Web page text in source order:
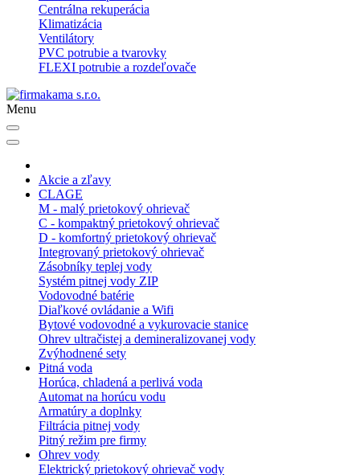
Centrálna rekuperácia
Klimatizácia
Ventilátory
PVC potrubie a tvarovky
FLEXI potrubie a rozdeľovače
Menu
Akcie a zľavy
CLAGE
M - malý prietokový ohrievač
C - kompaktný prietokový ohrievač
D - komfortný prietokový ohrievač
Integrovaný prietokový ohrievač
Zásobníky teplej vody
Systém pitnej vody ZIP
Vodovodné batérie
Diaľkové ovládanie a Wifi
Bytové vodovodné a vykurovacie stanice
Ohrev ultračistej a demineralizovanej vody
Zvýhodnené sety
Pitná voda
Horúca, chladená a perlivá voda
Automat na horúcu vodu
Armatúry a doplnky
Filtrácia pitnej vody
Pitný režim pre firmy
Ohrev vody
Elektrický prietokový ohrievač vody